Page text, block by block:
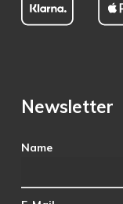
Newsletter
Name